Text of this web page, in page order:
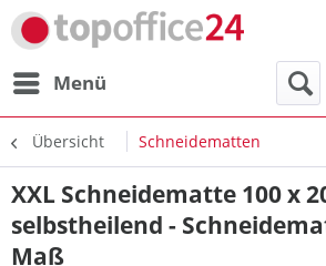
Menü
Übersicht Schneidematten
XXL Schneidematte 100 x
selbstheilend -
Maß